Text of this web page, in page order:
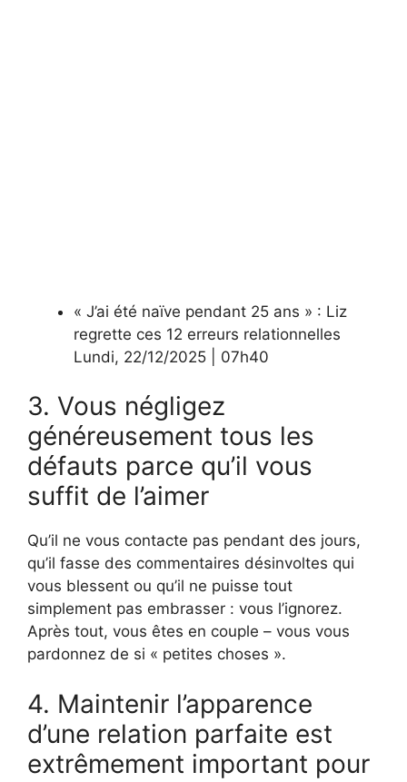
« J’ai été naïve pendant 25 ans » : Liz
regrette ces 12 erreurs relationnelles
Lundi, 22/12/2025 07h40
3. Vous négligez
généreusement tous les
défauts parce qu’il vous
suffit de l’aimer
Qu’il ne vous contacte pas pendant des jours,
qu’il fasse des commentaires désinvoltes qui
vous blessent ou qu’il ne puisse tout
simplement pas embrasser : vous l’ignorez.
Après tout, vous êtes en couple – vous vous
pardonnez de si « petites choses ».
4. Maintenir l’apparence
d’une relation parfaite est
extrêmement important pour